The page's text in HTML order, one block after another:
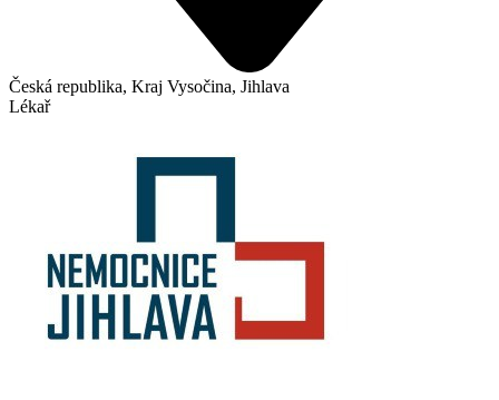
Česká republika, Kraj Vysočina, Jihlava
Lékař